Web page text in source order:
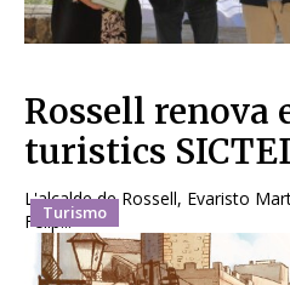
Turismo
Rossell
turistics
L'alcalde de Rossell, Evaristo
Felip...